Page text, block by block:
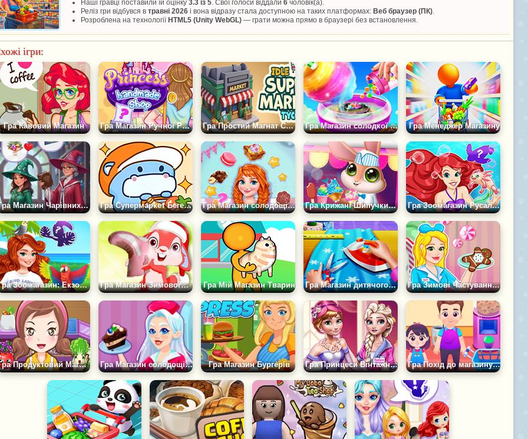
Наші гравці поставили їй оцінку 3.3 із 5. Свої голоси віддали 6 чоловік(а).
Реліз гри відбувся в травні 2026 і вона відразу стала доступною на таких платформах: Веб браузер (ПК).
Розроблена на технології HTML5 (Unity WebGL) — грати можна прямо в браузері без встановлення.
ігри:
Гра Кавовий Магазин Гра Магазин Ручної Роботи Гра Простий Магнат Супермаркету Гра Магазин солодкої вати Гра Менеджер Магазину
Гра Магазин Чарівних Квітів Гра Супермаркет Бегемота Гра Магазин солодощів ручної роботи Анни Гра Крижані Шипучки Зроби Сам: Магазин Гра Зоомагазин Русалки
Гра Зоомагазин: Екзотичні птахи Гра Магазин Зимового Взуття Гра Мій Магазин Тварин Гра Магазин дитячого одягу Гра Зимові Частування Наталі
Гра Продуктовий Магазин Гра Магазин солодощів Кристал Гра Магазин Бургерів Гра Принцеси Вінтажний Магазин Гра Похід до магазину з татом